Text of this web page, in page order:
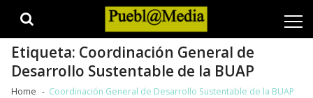
Etiqueta: Coordinación General de
Desarrollo Sustentable de la BUAP
Home Coordinación General de Desarrollo Sustentable de la BUAP